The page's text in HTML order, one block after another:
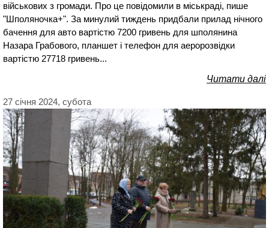
військових з громади. Про це повідомили в міськраді, пише
"Шполяночка+". За минулий тиждень придбали прилад нічного
бачення для авто вартістю 7200 гривень для шполянина
Назара Грабового, планшет і телефон для аеророзвідки
вартістю 27718 гривень...
Читати далі
27 січня 2024, субота